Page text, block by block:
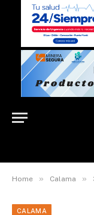
Home » Calama »
CALAMA